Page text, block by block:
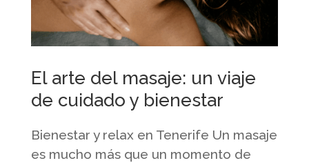
El arte del masaje: un viaje
de cuidado y bienestar
Bienestar y relax en Tenerife Un masaje
es mucho más que un momento de